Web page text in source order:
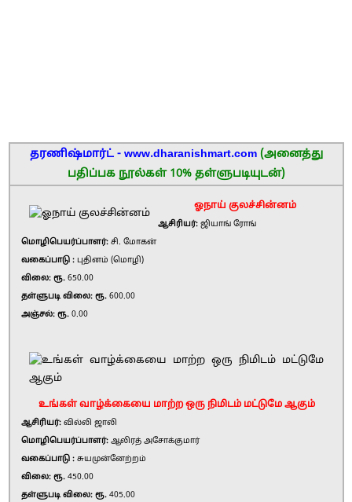
தரணிஷ்மார்ட் - www.dharanishmart.com (அனைத்து
பதிப்பக நூல்கள் 10% தள்ளுபடியுடன்)
ஓநாய் குலச்சின்னம்
ஆசிரியர்: ஜியாங் ரோங்
மொழிபெயர்ப்பாளர்: சி. மோகன்
வகைப்பாடு : புதினம் (மொழி)
விலை: ரூ. 650.00
தள்ளுபடி விலை: ரூ. 600.00
அஞ்சல்: ரூ. 0.00
உங்கள் வாழ்க்கையை மாற்ற ஒரு நிமிடம் மட்டுமே ஆகும்
ஆசிரியர்: வில்லி ஜாலி
மொழிபெயர்ப்பாளர்: ஆலிரத் அசோக்குமார்
வகைப்பாடு : சுயமுன்னேற்றம்
விலை: ரூ. 450.00
தள்ளுபடி விலை: ரூ. 405.00